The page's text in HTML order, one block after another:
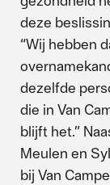
deze
“Wij hebben
dezelfde
die in Van
blijft het.”
Meulen en
bij Van